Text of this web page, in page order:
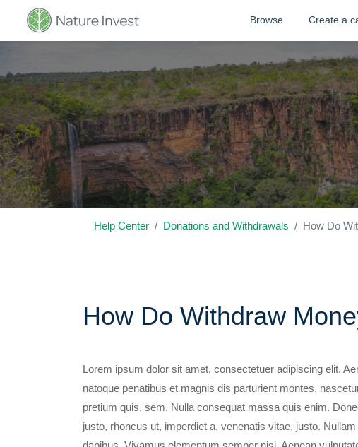
Browse Create a
Help Center Donations and Withdrawals How Do
How Do Withdraw
Lorem ipsum dolor sit amet, consectetuer adipiscing elit.
natoque penatibus et magnis dis parturient montes,
pretium quis, sem. Nulla consequat massa quis enim.
justo, rhoncus ut, imperdiet a, venenatis vitae, justo.